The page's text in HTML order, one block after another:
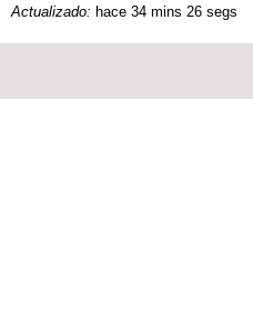
Actualizado: hace 34 mins 26 segs